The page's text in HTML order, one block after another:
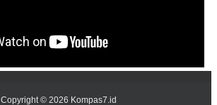
Copyright © 2026 Kompas7.id